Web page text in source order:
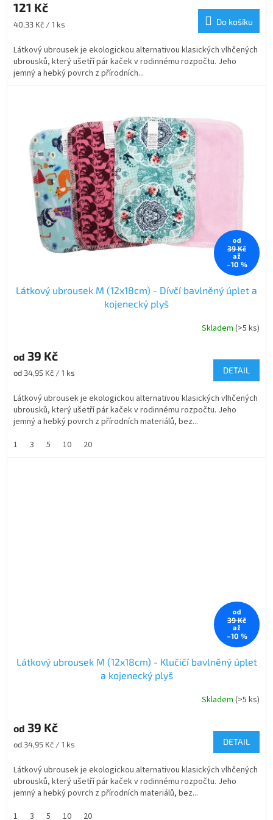
121 Kč
Měrná
40,33 Kč / 1 ks Do košíku
Látkový ubrousek je ekologickou alternativou klasických vlhčených
ubrousků, který ušetří pár kaček v rodinnému rozpočtu. Jeho
jemný a hebký povrch z přírodních...
od
39 Kč
až
–10 %
Látkový ubrousek M (12x18cm) - Dívčí bavlněný úplet a
kojenecký plyš
produktu
je
5,0
5
hvězdiček.
Skladem(>5 ks)
od 39 Kč
Měrná
od 34,95 Kč / 1 ks DETAIL
Látkový ubrousek je ekologickou alternativou klasických vlhčených
ubrousků, který ušetří pár kaček v rodinnému rozpočtu. Jeho
jemný a hebký povrch z přírodních materiálů, bez...
1
3 5 10 20
od
39 Kč
až
–10 %
Látkový ubrousek M (12x18cm) - Klučičí bavlněný úplet
a kojenecký plyš
produktu
je
5,0
5
hvězdiček.
Skladem(>5 ks)
od 39 Kč
Měrná
od 34,95 Kč / 1 ks DETAIL
Látkový ubrousek je ekologickou alternativou klasických vlhčených
ubrousků, který ušetří pár kaček v rodinnému rozpočtu. Jeho
jemný a hebký povrch z přírodních materiálů, bez...
1
3 5 10 20